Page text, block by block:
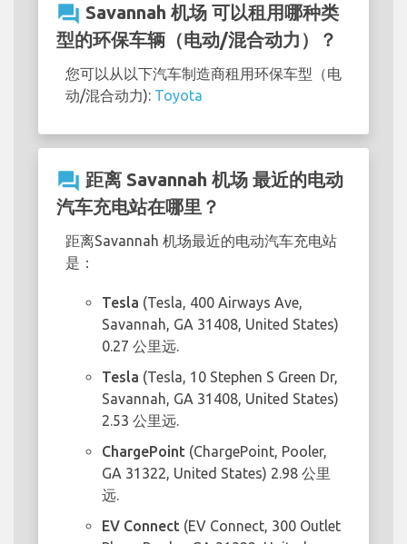
question_answer Savannah 机场 可以租用哪种类
型的环保车辆（电动/混合动力）？
您可以从以下汽车制造商租用环保车型（电
动/混合动力): Toyota
question_answer 距离 Savannah 机场 最近的电动
汽车充电站在哪里？
距离Savannah 机场最近的电动汽车充电站
是：
Tesla (Tesla, 400 Airways Ave,
Savannah, GA 31408, United States)
0.27 公里远.
Tesla (Tesla, 10 Stephen S Green Dr,
Savannah, GA 31408, United States)
2.53 公里远.
ChargePoint (ChargePoint, Pooler,
GA 31322, United States) 2.98 公里
远.
EV Connect (EV Connect, 300 Outlet